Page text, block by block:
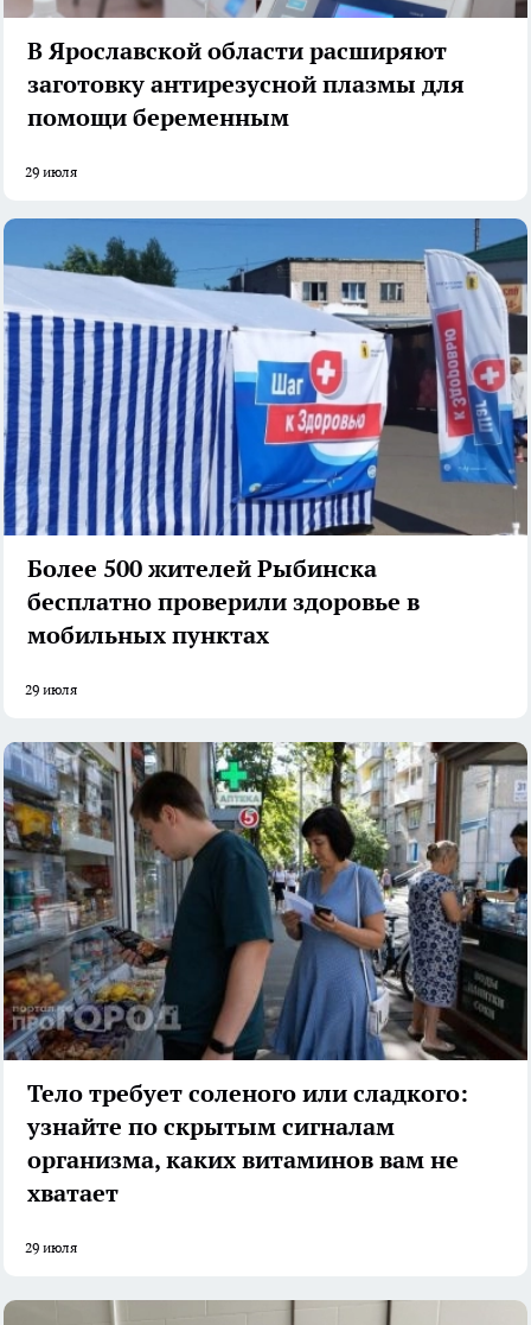
В Ярославской области расширяют
заготовку антирезусной плазмы для
помощи беременным
29 июля
Более 500 жителей Рыбинска
бесплатно проверили здоровье в
мобильных пунктах
29 июля
Тело требует соленого или сладкого:
узнайте по скрытым сигналам
организма, каких витаминов вам не
хватает
29 июля